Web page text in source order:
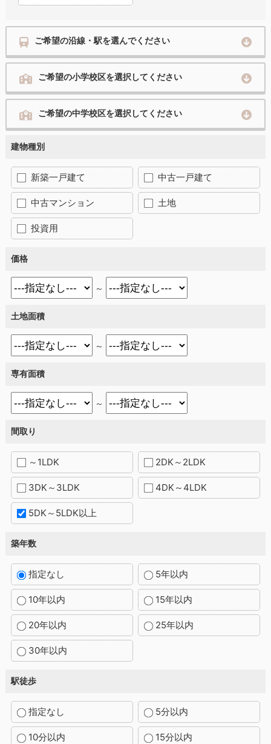
ご希望の沿線・駅を選んでください
ご希望の小学校区を選択してください
ご希望の中学校区を選択してください
建物種別
新築一戸建て 中古一戸建て
中古マンション 土地
投資用
価格
～
土地面積
～
専有面積
～
間取り
～1LDK 2DK～2LDK
3DK～3LDK 4DK～4LDK
5DK～5LDK以上
築年数
指定なし 5年以内
10年以内 15年以内
20年以内 25年以内
30年以内
駅徒歩
指定なし 5分以内
10分以内 15分以内